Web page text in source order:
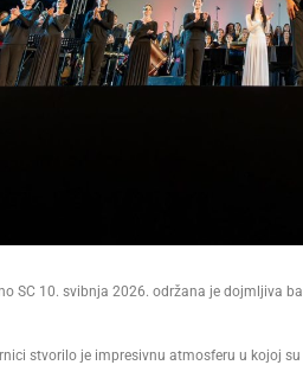
SC 10. svibnja 2026. održana je dojmljiva
stvorilo je impresivnu atmosferu u kojoj